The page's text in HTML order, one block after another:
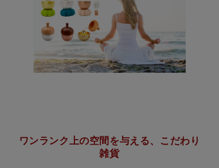
ワンランク上の空間を与える、こだわり
雑貨